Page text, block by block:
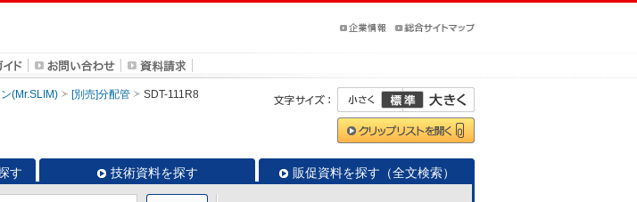
(Mr.SLIM) [別売]分配管 SDT-111R8
す 技術資料を探す 販促資料を探す（全文検索）